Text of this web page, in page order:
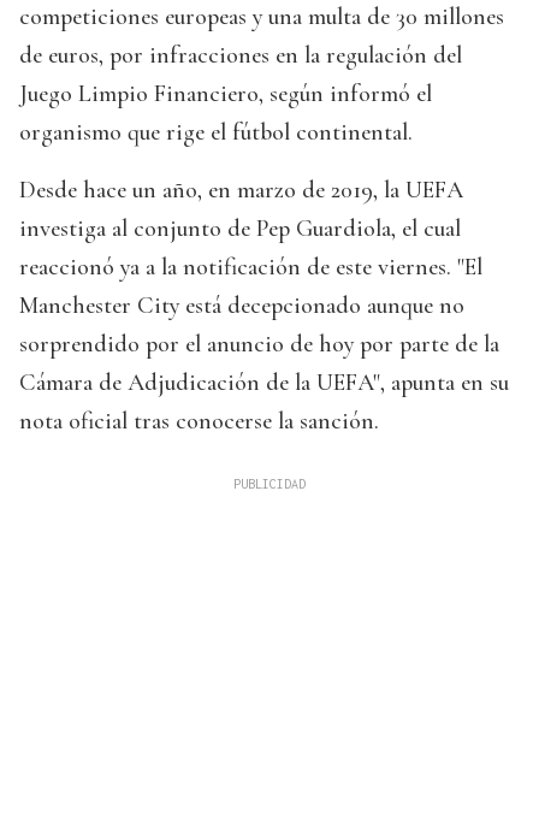
competiciones europeas y una multa de 30 millones
de euros, por infracciones en la regulación del
Juego Limpio Financiero, según informó el
organismo que rige el fútbol continental.
Desde hace un año, en marzo de 2019, la UEFA
investiga al conjunto de Pep Guardiola, el cual
reaccionó ya a la notificación de este viernes. "El
Manchester City está decepcionado aunque no
sorprendido por el anuncio de hoy por parte de la
Cámara de Adjudicación de la UEFA", apunta en su
nota oficial tras conocerse la sanción.